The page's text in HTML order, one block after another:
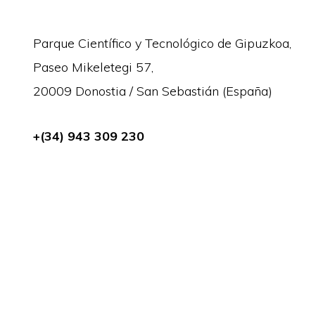
Parque Científico y Tecnológico de Gipuzkoa,
Paseo Mikeletegi 57,
20009 Donostia / San Sebastián (España)
+(34) 943 309 230